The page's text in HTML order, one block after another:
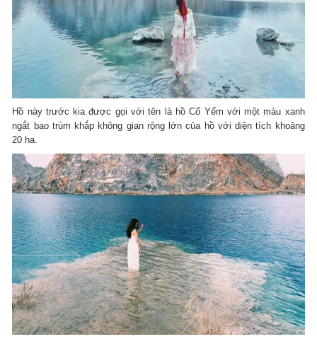
Hồ này trước kia được gọi với tên là hồ Cổ Yếm với một màu xanh
ngắt bao trùm khắp không gian rộng lớn của hồ với diện tích khoảng
20 ha.